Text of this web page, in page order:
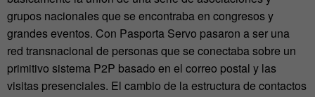
grupos nacionales que se encontraba en congresos y
grandes eventos. Con Pasporta Servo pasaron a ser una
red transnacional de personas que se conectaba sobre un
primitivo sistema P2P basado en el correo postal y las
visitas presenciales. El cambio de la estructura de contactos